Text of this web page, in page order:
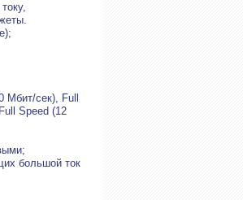
Мбит/сек), Full
Speed (12
большой ток